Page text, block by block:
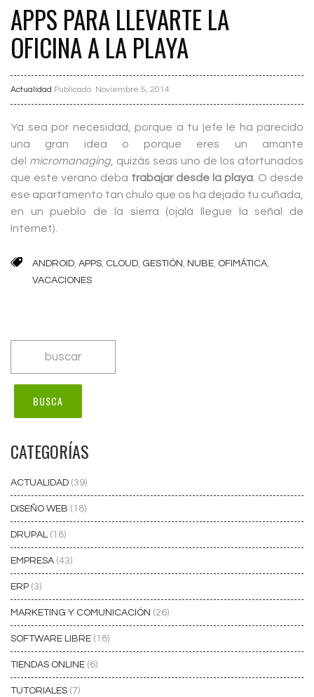
APPS PARA LLEVARTE LA
OFICINA A LA PLAYA
Actualidad Publicado Noviembre 5, 2014
Ya sea por necesidad, porque a tu jefe le ha parecido
una gran idea o porque eres un amante
del micromanaging, quizás seas uno de los afortunados
que este verano deba trabajar desde la playa . O desde
ese apartamento tan chulo que os ha dejado tu cuñada,
en un pueblo de la sierra (ojalá llegue la señal de
Internet).
ANDROID, APPS, CLOUD, GESTIÓN , NUBE, OFIMÁTICA,
VACACIONES
CATEGORÍAS
ACTUALIDAD (39)
DISEÑO WEB (18)
DRUPAL (18)
EMPRESA (43)
ERP (3)
MARKETING Y COMUNICACIÓN (26)
SOFTWARE LIBRE (18)
TIENDAS ONLINE (6)
TUTORIALES (7)